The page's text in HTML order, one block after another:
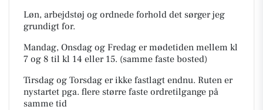
Løn, arbejdstøj og ordnede forhold det sørger jeg
grundigt for.
Mandag, Onsdag og Fredag er mødetiden mellem kl
7 og 8 til kl 14 eller 15. (samme faste bosted)
Tirsdag og Torsdag er ikke fastlagt endnu. Ruten er
nystartet pga. flere større faste ordretilgange på
samme tid